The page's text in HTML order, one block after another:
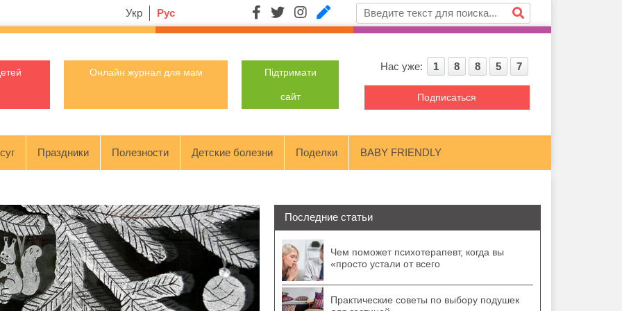
Укр Рус
Онлайн журнал для мам Підтримати
сайт
Нас уже: 1 8 8 5 7
Подписаться
Праздники Полезности Детские болезни Поделки BABY FRIENDLY
Последние статьи
Чем поможет психотерапевт, когда вы
«просто устали от всего
Практические советы по выбору подушек